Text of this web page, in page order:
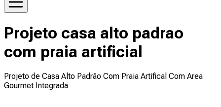
Projeto casa alto padrao
com praia artificial
Projeto de Casa Alto Padrão Com Praia Artifical Com Area
Gourmet Integrada